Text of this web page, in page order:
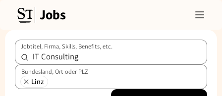
Jobs
Jobtitel, Firma, Skills, Benefits, etc.
Bundesland, Ort oder PLZ
Linz